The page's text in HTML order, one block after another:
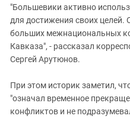
"Большевики активно
для достижения своих целей.
больших межнациональных
Кавказа", - рассказал
Сергей Арутюнов.
При этом историк заметил,
"означал временное
конфликтов и не